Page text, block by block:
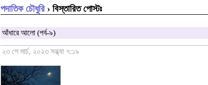
পদাতিক চৌধুরি› বিস্তারিত পোস্টঃ
আঁধারে আলো (পর্ব-৯)
২৩ শে মার্চ, ২০২৩ সন্ধ্যা ৭:১৯